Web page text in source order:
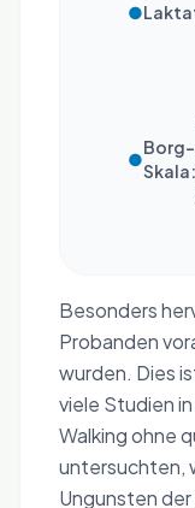
●
●
Borg-
Skala:
Besonders
Probanden
wurden. Dies
viele Studien
Walking ohne
untersuchten,
Ungunsten